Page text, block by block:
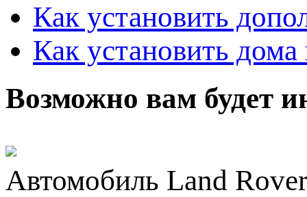
Как установить
Как установить
Возможно вам будет
Автомобиль Land